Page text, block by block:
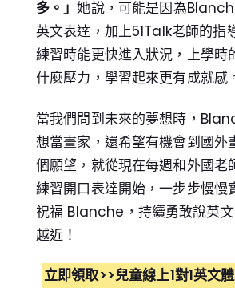
多。」她說，可能是因為
英文表達，加上51Talk老師的指
練習時能更快進入狀況，上學時
什麼壓力，學習起來更有成就感
當我們問到未來的夢想時，
想當畫家，還希望有機會到國外
個願望，就從現在每週和外國老
練習開口表達開始，一步步慢慢
祝福 Blanche，持續勇敢說英
越近！
立即領取>>兒童線上1對1英文